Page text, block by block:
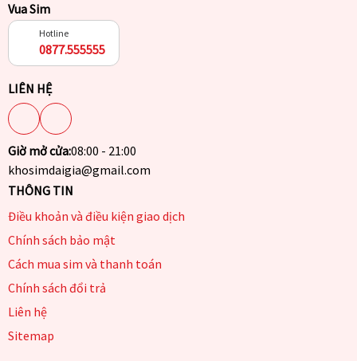
Vua Sim
Hotline
0877.555555
LIÊN HỆ
Giờ mở cửa:08:00 - 21:00
khosimdaigia@gmail.com
THÔNG TIN
Điều khoản và điều kiện giao dịch
Chính sách bảo mật
Cách mua sim và thanh toán
Chính sách đổi trả
Liên hệ
Sitemap